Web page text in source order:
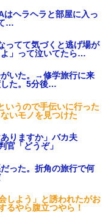
ヘラヘラと部屋に入っ
…
ってて気づくと逃げ場が
」って泣いてたら…
いた。→修学旅行に来
した。5分後…
いうので手伝いに行った
いモノを見つけた
りますか」バカ夫
官「どうぞ」
った。折角の旅行で何
しよう」と誘われたがお
るやら腹立つやら！